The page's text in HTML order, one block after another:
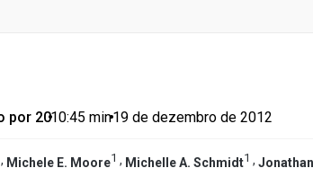
por 20•10:45 min•19 de dezembro de 2012
, Michele E. Moore1 , Michelle A. Schmidt1 ,